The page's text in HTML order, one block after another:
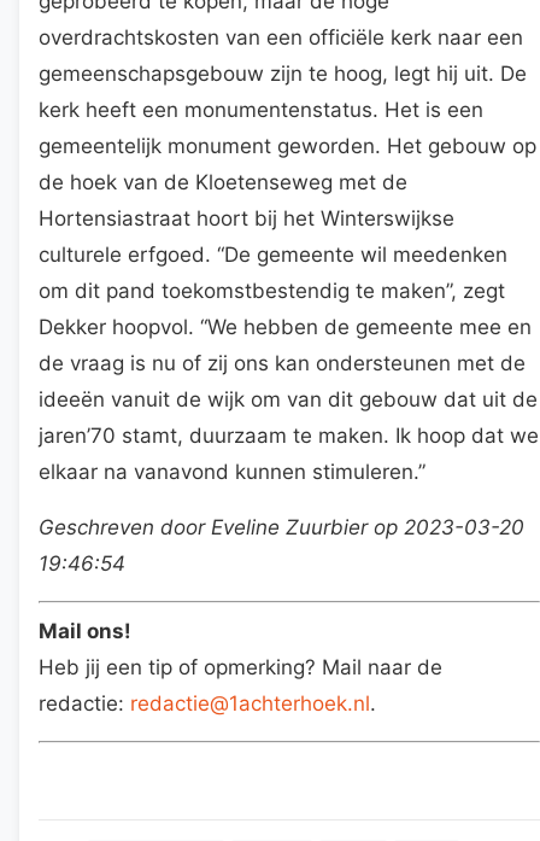
overdrachtskosten van een officiële kerk naar een
gemeenschapsgebouw zijn te hoog, legt hij uit. De
kerk heeft een monumentenstatus. Het is een
gemeentelijk monument geworden. Het gebouw op
de hoek van de Kloetenseweg met de
Hortensiastraat hoort bij het Winterswijkse
culturele erfgoed. “De gemeente wil meedenken
om dit pand toekomstbestendig te maken”, zegt
Dekker hoopvol. “We hebben de gemeente mee en
de vraag is nu of zij ons kan ondersteunen met de
ideeën vanuit de wijk om van dit gebouw dat uit de
jaren’70 stamt, duurzaam te maken. Ik hoop dat we
elkaar na vanavond kunnen stimuleren.”
Geschreven door Eveline Zuurbier op 2023-03-20
19:46:54
Mail ons!
Heb jij een tip of opmerking? Mail naar de
redactie: redactie@1achterhoek.nl.